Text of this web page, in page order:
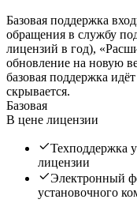
Базовая поддержка
обращения в службу
лицензий в год),
обновление на новую
базовая поддержка
скрывается.
Базовая
В цене лицензии
Техподдержка
лицензии
Электронный
установочного